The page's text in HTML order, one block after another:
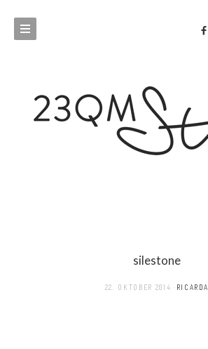
silestone
22. OKTOBER 2014 RICARDA